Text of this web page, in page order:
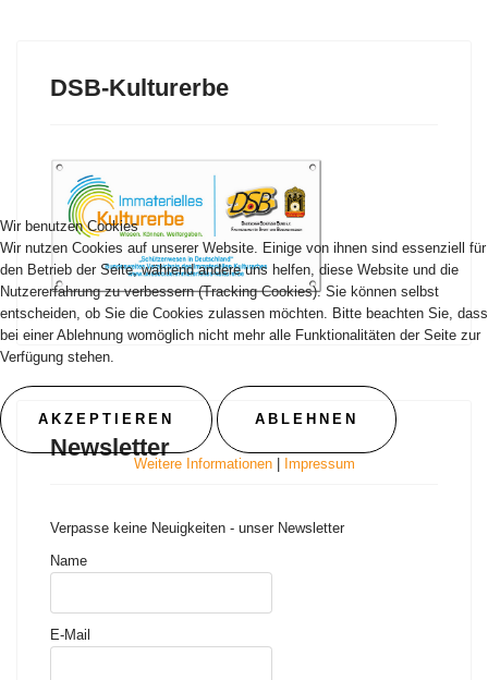
DSB-Kulturerbe
Newsletter
Verpasse keine Neuigkeiten - unser Newsletter
Name
E-Mail
Wir benutzen Cookies
Wir nutzen Cookies auf unserer Website. Einige von ihnen sind essenziell für
den Betrieb der Seite, während andere uns helfen, diese Website und die
Nutzererfahrung zu verbessern (Tracking Cookies). Sie können selbst
entscheiden, ob Sie die Cookies zulassen möchten. Bitte beachten Sie, dass
bei einer Ablehnung womöglich nicht mehr alle Funktionalitäten der Seite zur
Verfügung stehen.
AKZEPTIEREN ABLEHNEN
Weitere Informationen| Impressum